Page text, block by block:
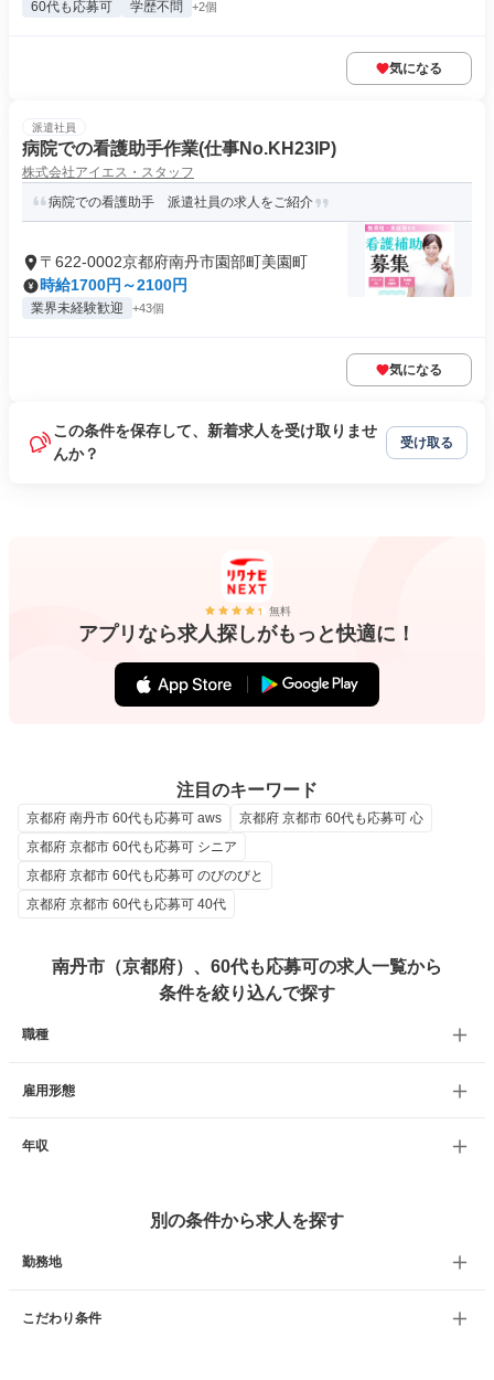
60代も応募可 学歴不問 +2個
気になる
派遣社員
病院での看護助手作業(仕事No.KH23IP)
株式会社アイエス・スタッフ
病院での看護助手 派遣社員の求人をご紹介
〒622-0002京都府南丹市園部町美園町
時給1700円～2100円
業界未経験歓迎 +43個
気になる
この条件を保存して、新着求人を受け取りませ
んか？
受け取る
無料
アプリなら求人探しがもっと快適に！
注目のキーワード
京都府 南丹市 60代も応募可 aws
京都府 京都市 60代も応募可 心
京都府 京都市 60代も応募可 シニア
京都府 京都市 60代も応募可 のびのびと
京都府 京都市 60代も応募可 40代
南丹市（京都府）、60代も応募可の求人一覧から
条件を絞り込んで探す
職種
雇用形態
年収
別の条件から求人を探す
勤務地
こだわり条件